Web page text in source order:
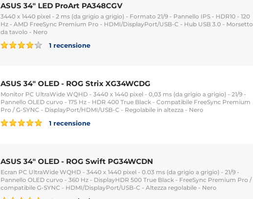
ASUS 34" LED ProArt PA348CGV
3440 x 1440 pixel - 2 ms (da grigio a grigio) - Formato 21/9 - Pannello IPS - HDR10 - 120
Hz - AMD FreeSync Premium Pro - HDMI/DisplayPort/USB-C - Hub USB 3.0 - Morsetto
da tavolo - Nero
1 recensione
ASUS 34" OLED - ROG Strix XG34WCDG
Monitor PC UltraWide WQHD - 3440 x 1440 pixel - 0,03 ms (da grigio a grigio) - 21/9 -
Pannello OLED curvo - 175 Hz - HDR 400 True Black - Compatibile FreeSync Premium
Pro / G-SYNC - DisplayPort/HDMI/USB-C - Regolabile in altezza - Nero
1 recensione
ASUS 34" OLED - ROG Swift PG34WCDN
Ecran PC UltraWide WQHD - 3440 x 1440 pixel - 0.03 ms (da grigio a grigio) - 21/9 -
Pannello OLED curvo - 360 Hz - DisplayHDR 500 True Black - FreeSync Premium Pro /
compatibile G-SYNC - HDMI/DisplayPort/USB-C - Altezza regolabile - Nero